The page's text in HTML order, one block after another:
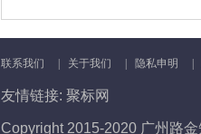
联系我们 关于我们 隐私申明
友情链接: 聚标网
Copyright 2015-2020 广州路